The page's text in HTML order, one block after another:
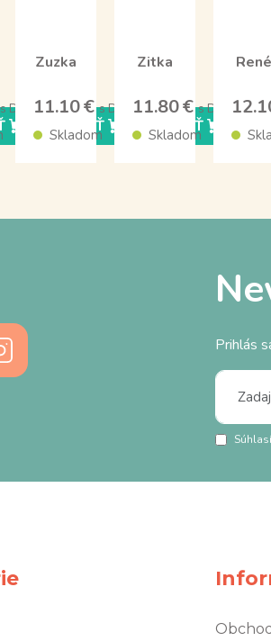
s DPH
KÚPIŤ
Zuzka
11.10 €s DPH
Skladom KÚPIŤ
Zitka
11.80 €s DPH
Skladom
René
Prihlás